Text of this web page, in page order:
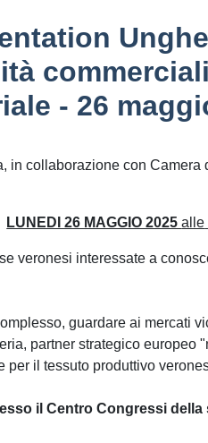
- 26
in collaborazione con
LUNEDI 26 MAGGIO 2025alle
veronesi interessate a
guardare ai mercati
partner strategico europeo
il tessuto produttivo
il Centro Congressi